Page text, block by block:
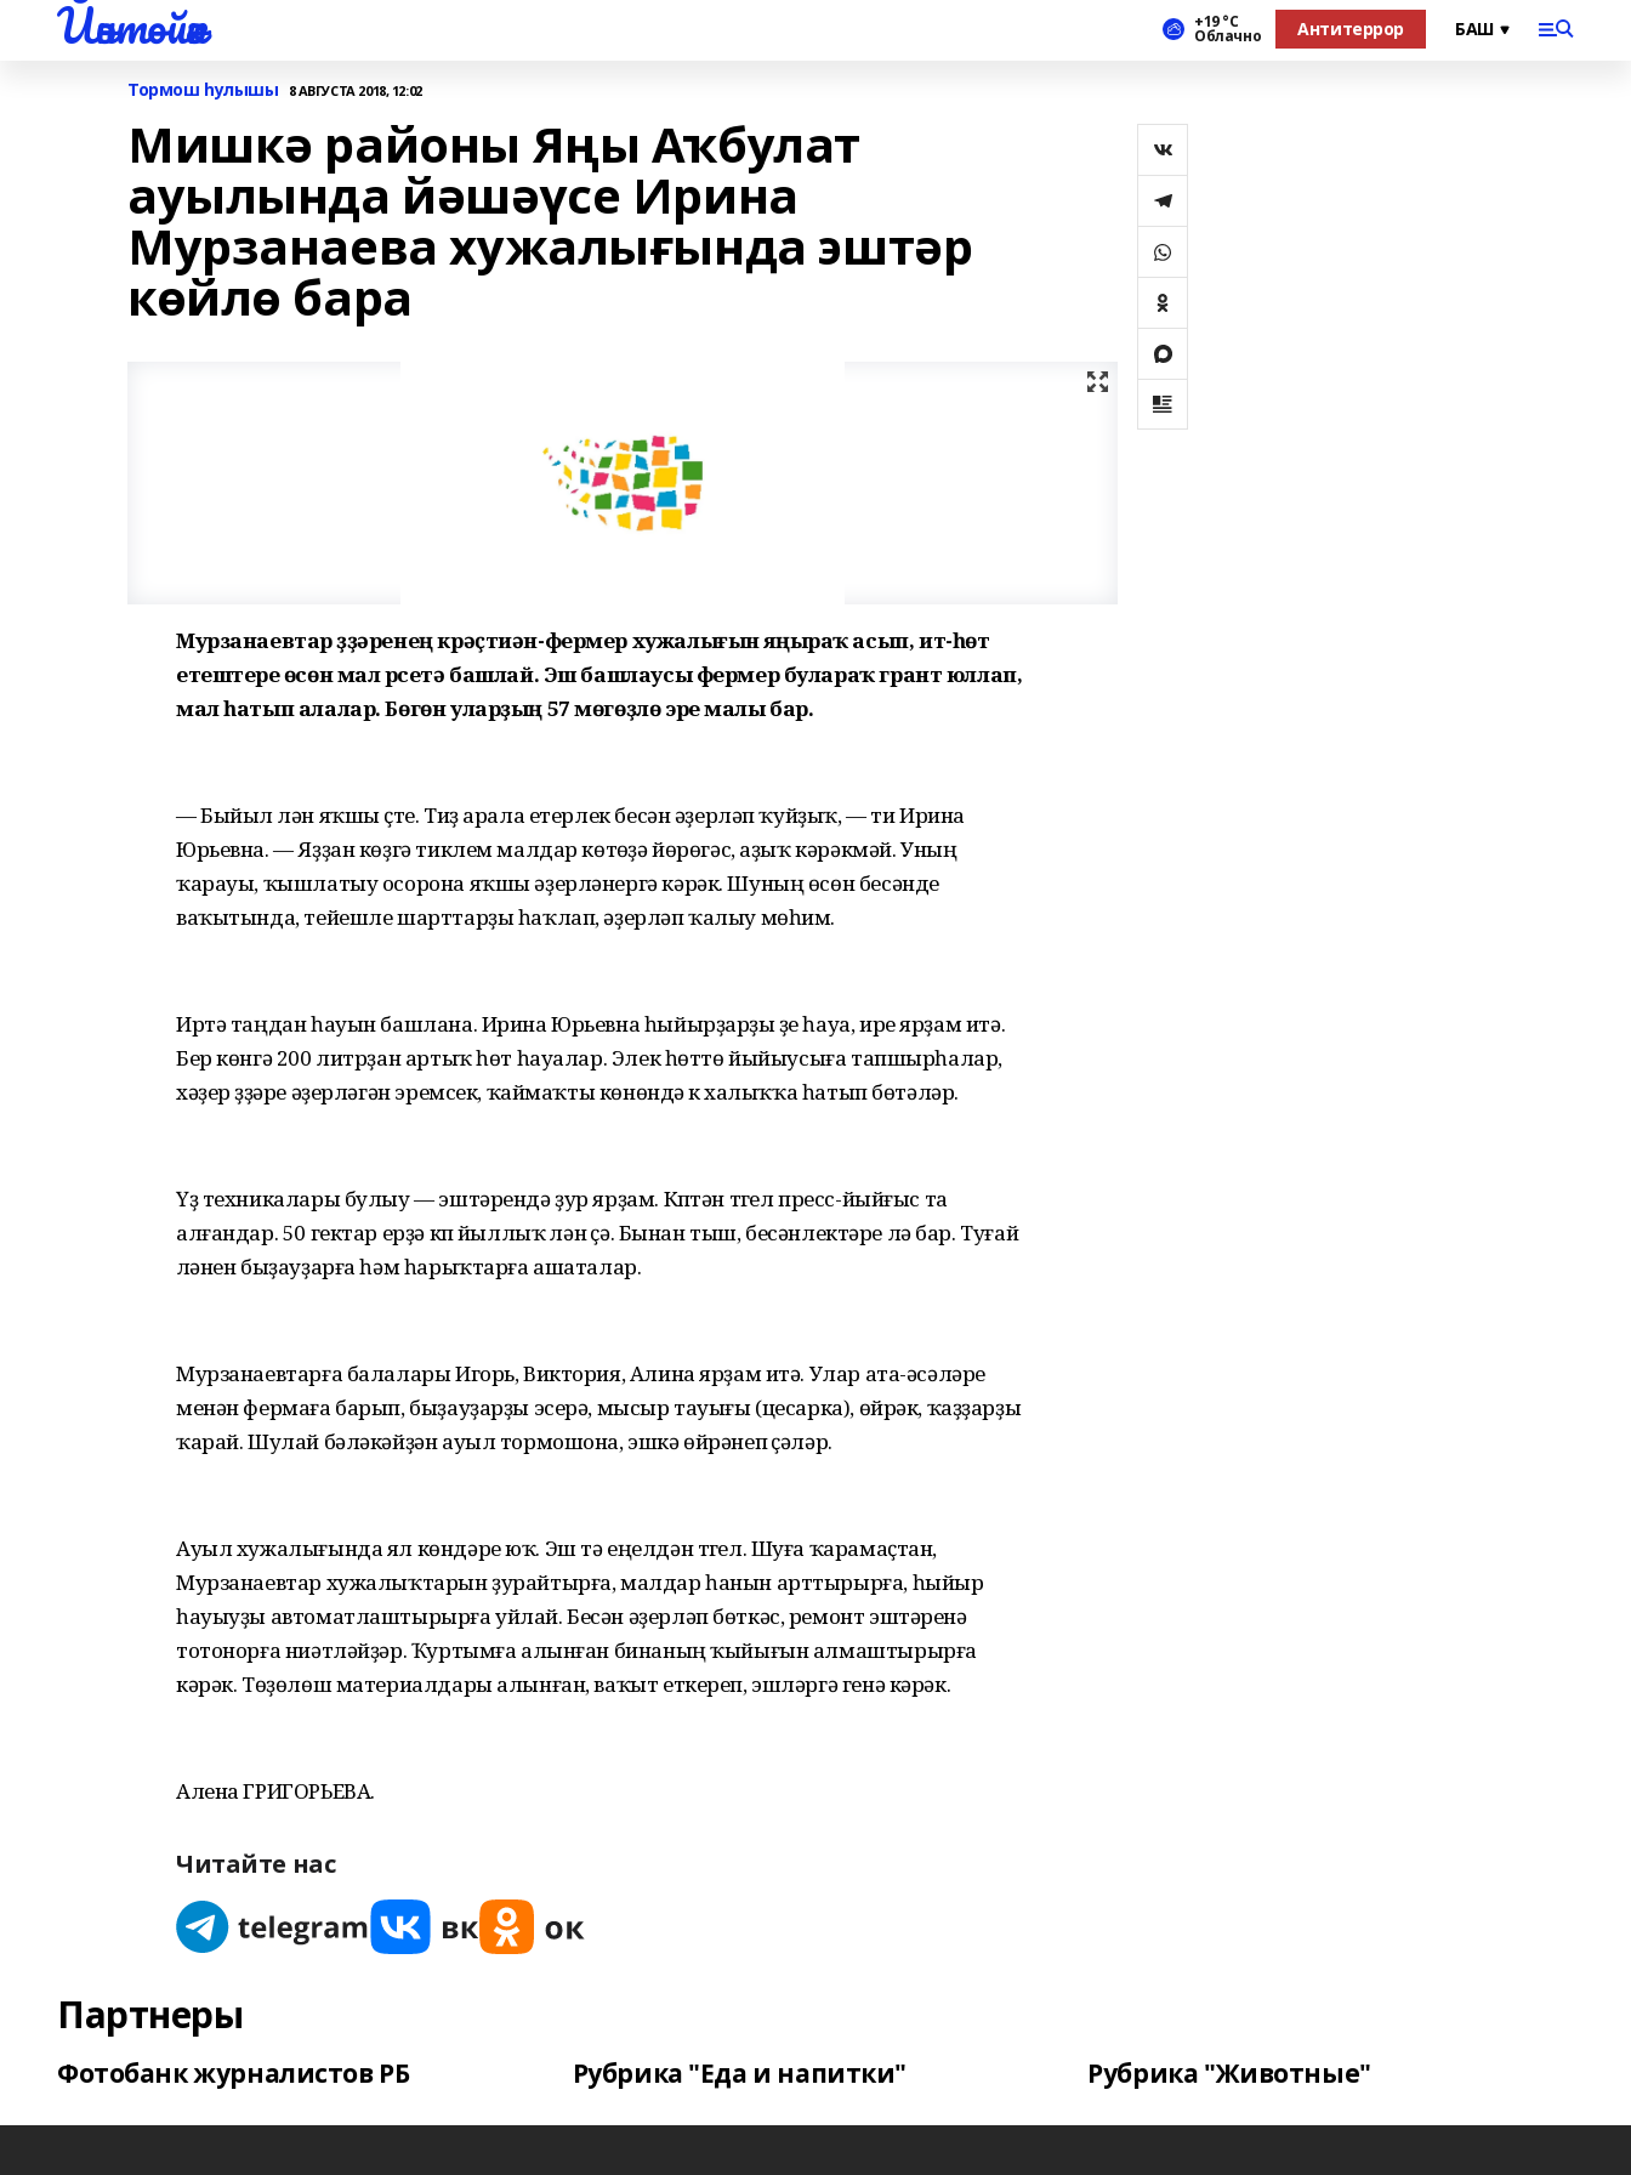
Йәнтөйәк +19 °С
Облачно Антитеррор
Тормош һулышы 8 АВГУСТА 2018, 12:02
Мишкә районы Яңы Аҡбулат
ауылында йәшәүсе Ирина
Мурзанаева хужалығында эштәр
көйлө бара
Мурзанаевтар үҙҙәренең крәҫтиән-фермер хужалығын яңыраҡ асып, ит-һөт
етештереү өсөн мал үрсетә башлай. Эш башлаусы фермер булараҡ грант юллап,
мал һатып алалар. Бөгөн уларҙың 57 мөгөҙлө эре малы бар.
— Быйыл үлән яҡшы үҫте. Тиҙ арала етерлек бесән әҙерләп ҡуйҙыҡ, — ти Ирина
Юрьевна. — Яҙҙан көҙгә тиклем малдар көтөүҙә йөрөгәс, аҙыҡ кәрәкмәй. Уның
ҡарауы, ҡышлатыу осорона яҡшы әҙерләнергә кәрәк. Шуның өсөн бесәнде
ваҡытында, тейешле шарттарҙы һаҡлап, әҙерләп ҡалыу мөһим.
Иртә таңдан һауын башлана. Ирина Юрьевна һыйырҙарҙы үҙе һауа, ире ярҙам итә.
Бер көнгә 200 литрҙан артыҡ һөт һауалар. Элек һөттө йыйыусыға тапшырһалар,
хәҙер үҙҙәре әҙерләгән эремсек, ҡаймаҡты көнөндә үк халыҡҡа һатып бөтәләр.
Үҙ техникалары булыу — эштәрендә ҙур ярҙам. Күптән түгел пресс-йыйғыс та
алғандар. 50 гектар ерҙә күп йыллыҡ үлән үҫә. Бынан тыш, бесәнлектәре лә бар. Туғай
үләнен быҙауҙарға һәм һарыҡтарға ашаталар.
Мурзанаевтарға балалары Игорь, Виктория, Алина ярҙам итә. Улар ата-әсәләре
менән фермаға барып, быҙауҙарҙы эсерә, мысыр тауығы (цесарка), өйрәк, ҡаҙҙарҙы
ҡарай. Шулай бәләкәйҙән ауыл тормошона, эшкә өйрәнеп үҫәләр.
Ауыл хужалығында ял көндәре юҡ. Эш тә еңелдән түгел. Шуға ҡарамаҫтан,
Мурзанаевтар хужалыҡтарын ҙурайтырға, малдар һанын арттырырға, һыйыр
һауыуҙы автоматлаштырырға уйлай. Бесән әҙерләп бөткәс, ремонт эштәренә
тотонорға ниәтләйҙәр. Ҡуртымға алынған бинаның ҡыйығын алмаштырырға
кәрәк. Төҙөлөш материалдары алынған, ваҡыт еткереп, эшләргә генә кәрәк.
Алена ГРИГОРЬЕВА.
Читайте нас
Партнеры
Фотобанк журналистов РБ Рубрика "Еда и напитки" Рубрика "Животные"